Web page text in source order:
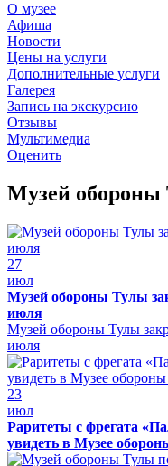
О музее
Афиша
Новости
Цены на услуги
Дополнительные услуги
Галерея
Запись на экскурсию
Отзывы
Мультимедиа
Оценить
Музей обороны
27
июл
Музей обороны Тулы
июля
Музей обороны Тулы
июля
23
июл
Раритеты с фрегата
увидеть в Музее